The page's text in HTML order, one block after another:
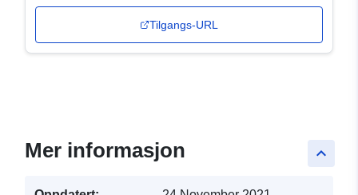
Tilgangs-URL
keyboard_arrow_up
Mer informasjon